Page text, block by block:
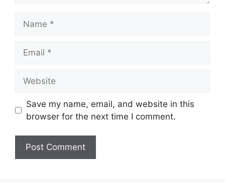
Save my name, email, and website in this
browser for the next time I comment.